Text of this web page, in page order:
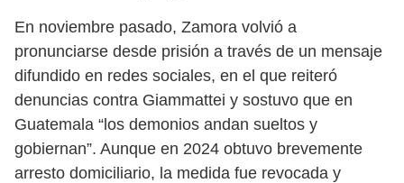
En noviembre pasado, Zamora volvió a
pronunciarse desde prisión a través de un mensaje
difundido en redes sociales, en el que reiteró
denuncias contra Giammattei y sostuvo que en
Guatemala “los demonios andan sueltos y
gobiernan”. Aunque en 2024 obtuvo brevemente
arresto domiciliario, la medida fue revocada y